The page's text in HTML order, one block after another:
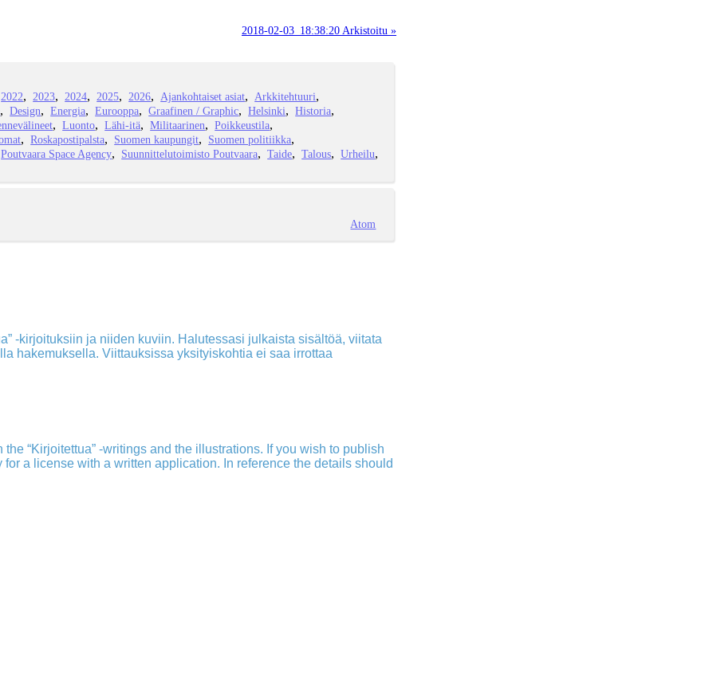
2018-02-03_18:38:20 Arkistoitu »
2022 2023 2024 2025 2026 Ajankohtaiset asiat
Arkkitehtuuri
Design Energia Eurooppa Graafinen / Graphic Helsinki
Historia
Luonto Lähi-itä Militaarinen
Poikkeustila
Roskapostipalsta Suomen kaupungit
Suomen politiikka
Poutvaara Space Agency Suunnittelutoimisto Poutvaara Taide Talous
Urheilu
Atom
-kirjoituksiin ja niiden kuviin. Halutessasi julkaista sisältöä, viitata
hakemuksella. Viittauksissa yksityiskohtia ei saa irrottaa
“Kirjoitettua” -writings and the illustrations. If you wish to publish
a license with a written application. In reference the details should